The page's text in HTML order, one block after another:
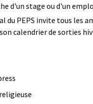
d'un stage ou d'un
du PEPS invite tous les
calendrier de sorties